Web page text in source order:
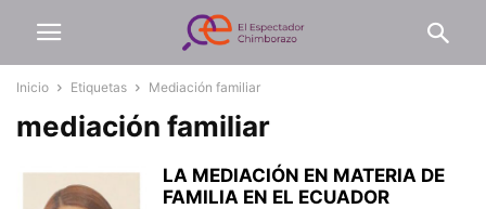
Inicio Etiquetas Mediación familiar
mediación familiar
LA MEDIACIÓN EN MATERIA DE
FAMILIA EN EL ECUADOR